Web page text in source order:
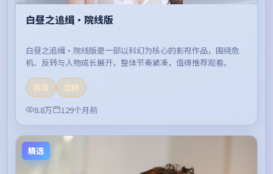
白昼之追缉·院线版
白昼之追缉·院线版是一部以科幻为核心的影视作品，围绕危
机、反转与人物成长展开，整体节奏紧凑，值得推荐观看。
高清
流畅
8.8万
129个月前
精选